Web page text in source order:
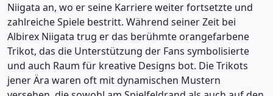
Niigata an, wo er seine Karriere weiter fortsetzte und
zahlreiche Spiele bestritt. Während seiner Zeit bei
Albirex Niigata trug er das berühmte orangefarbene
Trikot, das die Unterstützung der Fans symbolisierte
und auch Raum für kreative Designs bot. Die Trikots
jener Ära waren oft mit dynamischen Mustern